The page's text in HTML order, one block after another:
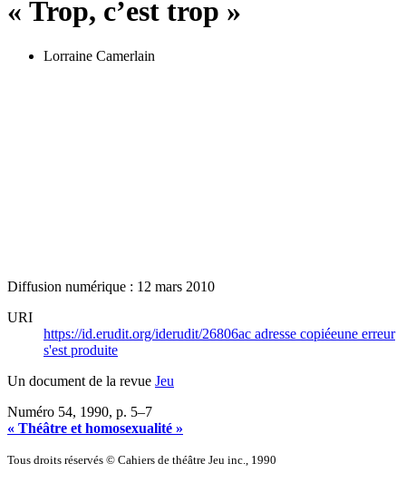
« Trop, c’est trop »
Lorraine Camerlain
Diffusion numérique : 12 mars 2010
URI
https://id.erudit.org/iderudit/26806ac adresse copiéeune erreur
s'est produite
Un document de la revue Jeu
Numéro 54, 1990, p. 5–7
« Théâtre et homosexualité »
Tous droits réservés © Cahiers de théâtre Jeu inc., 1990